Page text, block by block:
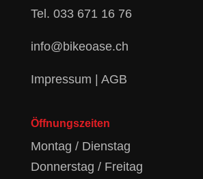
Tel. 033 671 16 76
info@bikeoase.ch
Impressum AGB
Öffnungszeiten
Montag / Dienstag
Donnerstag / Freitag